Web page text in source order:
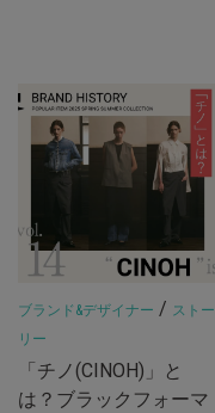
ブランド&デザイナー / ストー
リー
「チノ(CINOH)」と
は？ブラックフォーマ